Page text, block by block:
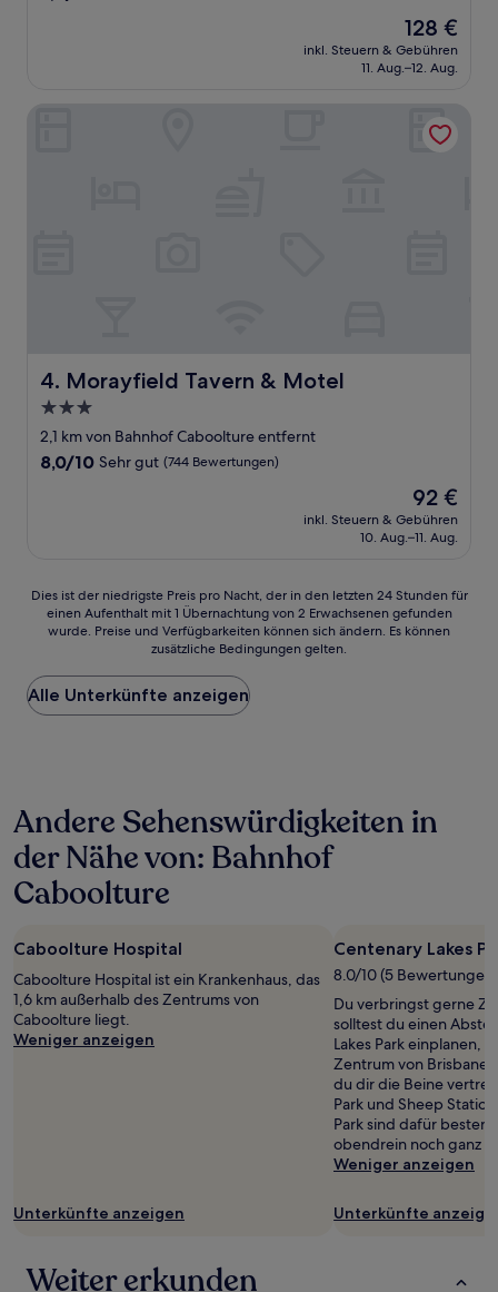
Der
Preis
beträgt
128 €
inkl. Steuern & Gebühren
11. Aug.–12. Aug.
4. Morayfield Tavern & Motel
Morayfield Tavern & Motel
3.0-
Sterne-
Unterkunft
2,1 km von Bahnhof Caboolture entfernt
8.0
8,0/10 Sehr gut (744 Bewertungen)
Der
Preis
beträgt
92 €
inkl. Steuern & Gebühren
10. Aug.–11. Aug.
Dies
der
Preis
pro
Nacht,
24 Stunden
für
einen
Aufenthalt
mit
2 Erwachsenen
gefunden
wurde.
Preise
und
gelten.
Dies ist der niedrigste Preis pro Nacht, der in den letzten 24 Stunden für
einen Aufenthalt mit 1 Übernachtung von 2 Erwachsenen gefunden
wurde. Preise und Verfügbarkeiten können sich ändern. Es können
zusätzliche Bedingungen gelten.
Alle Unterkünfte anzeigen
Andere Sehenswürdigkeiten in
der Nähe von: Bahnhof
Caboolture
Caboolture Hospital
Caboolture Hospital ist ein Krankenhaus, das
1,6 km außerhalb des Zentrums von
Caboolture liegt.
Weniger anzeigen
Unterkünfte anzeigen
Centenary Lakes
8.0/10 (5 Bewertungen)
Du verbringst gerne
solltest du einen
Lakes Park einplanen,
Zentrum von Brisbane
du dir die Beine
Park und Sheep
Park sind dafür
obendrein noch ganz
Weniger anzeigen
Unterkünfte
Weiter erkunden